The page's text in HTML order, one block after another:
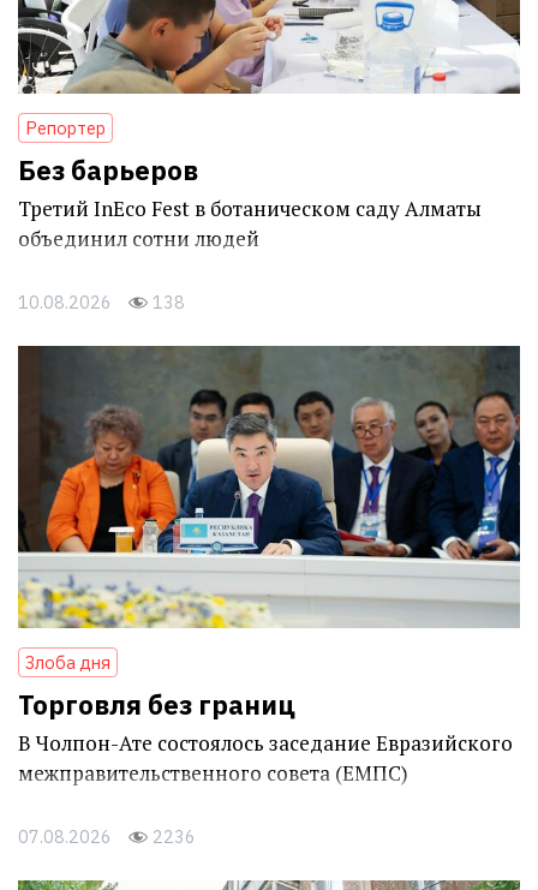
Репортер
Без барьеров
Третий InEco Fest в ботаническом саду Алматы
объединил сотни людей
10.08.2026 138
Злоба дня
Торговля без границ
В Чолпон-Ате состоялось заседание Евразийского
межправительственного совета (ЕМПС)
07.08.2026 2236